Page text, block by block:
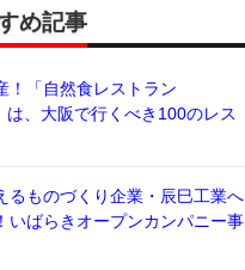
め記事
！「自然食レストラン
は、大阪で行くべき100のレス
るものづくり企業・辰巳工業へ
いばらきオープンカンパニー事